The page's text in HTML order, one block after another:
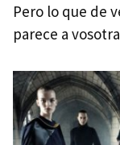
Pero lo que de
parece a